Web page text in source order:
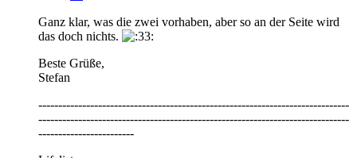
Ganz klar, was die zwei vorhaben, aber so an der Seite wird
das doch nichts.
Beste Grüße,
Stefan
------------------------------------------------------------------------------
------------------------------------------------------------------------------
------------------------